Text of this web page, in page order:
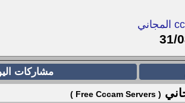
مشاركات
( Free Cccam Servers )